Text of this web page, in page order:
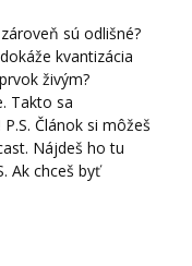
sú odlišné?
kvantizácia
živým?
Takto sa
Článok si môžeš
Nájdeš ho tu
Ak chceš byť